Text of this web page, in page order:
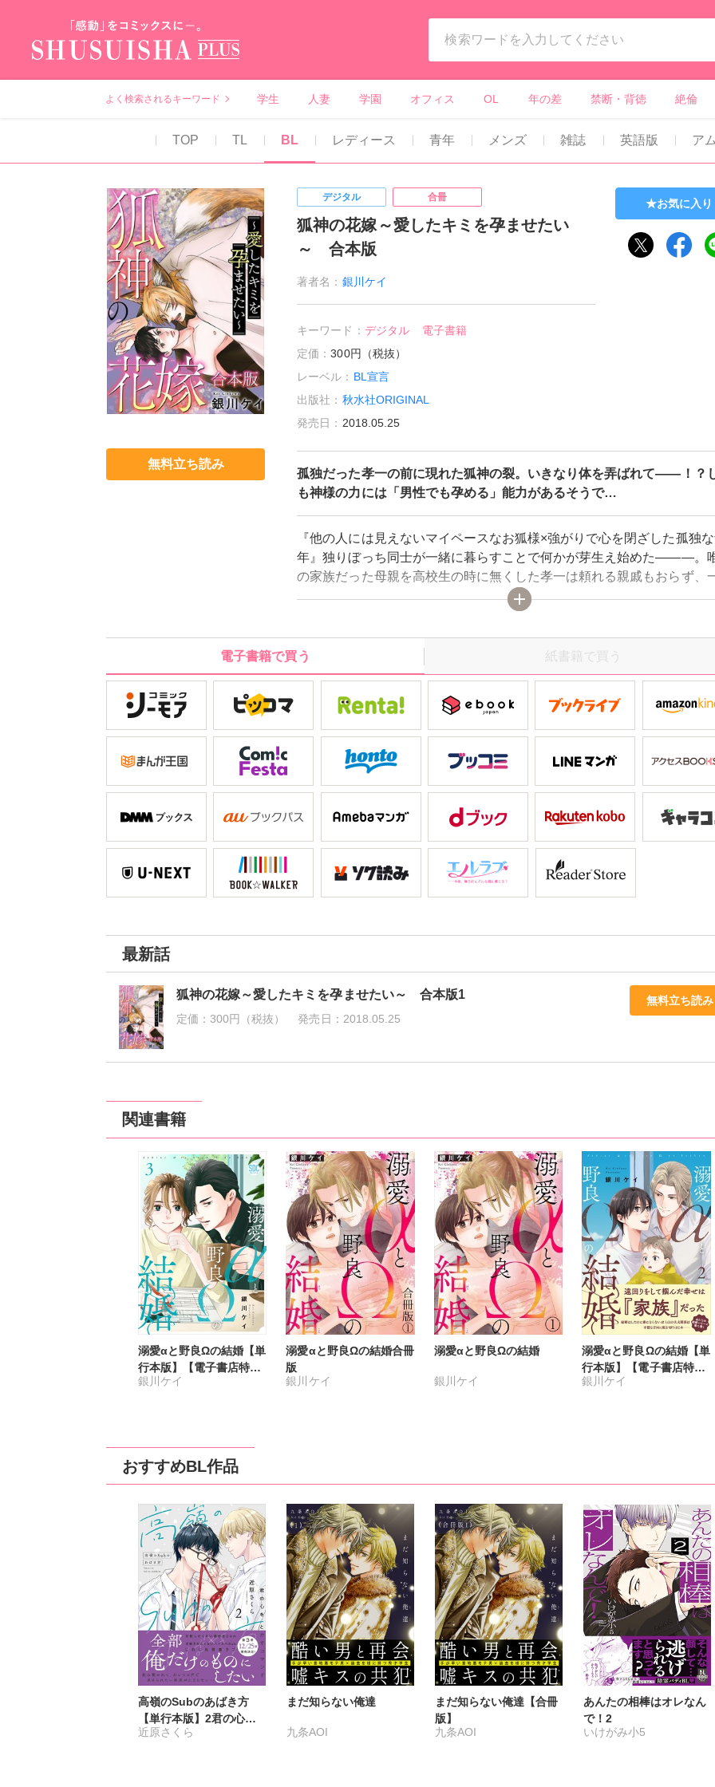
よく検索されるキーワード 学生 人妻 学園 オフィス OL 年の差 禁断・背徳 絶倫
TOP TL BL レディース 青年 メンズ 雑誌 英語版 ア
無料立ち読み
デジタル 合冊
狐神の花嫁～愛したキミを孕ませたい
～ 合本版
著者名： 銀川ケイ
キーワード： デジタル
電子書籍
定価：300円（税抜）
レーベル： BL宣言
出版社： 秋水社ORIGINAL
発売日： 2018.05.25
お気に入り
孤独だった孝一の前に現れた狐神の裂。いきなり体を弄ばれて――！？
も神様の力には「男性でも孕める」能力があるそうで…
『他の人には見えないマイペースなお狐様×強がりで心を閉ざした孤独
年』独りぼっち同士が一緒に暮らすことで何かが芽生え始めた―――。
の家族だった母親を高校生の時に無くした孝一は頼れる親戚もおらず、
で生きていかなくてはとガムシャラに働く日々。そんな孝一の前に突然
「耳」と「しっぽ」の生えた「狐の神様・裂」が現れて！？しかも出会
きる」力があるらしい！？裂がやって来たその日から、体を弄ばれたり
時中付きまとわれたりと騒がしい日々が始まった。最初は追い出そうと
電子書籍で買う 紙書籍で買う
最新話
狐神の花嫁～愛したキミを孕ませたい～ 合本版1
定価： 300円（税抜） 発売日： 2018.05.25
無料立ち読み
関連書籍
溺愛αと野良Ωの結婚【単
行本版】【電子書店特典
付き】3
銀川ケイ
溺愛αと野良Ωの結婚合冊
版
銀川ケイ
溺愛αと野良Ωの結婚
銀川ケイ
溺愛αと野良Ωの結婚【単
行本版】【電子書店特典
付き】2
銀川ケイ
おすすめBL作品
高嶺のSubのあばき方
【単行本版】2君の心を
とかすコマンド【電子限
近原さくら
まだ知らない俺達
九条AOI
まだ知らない俺達【合冊
版】
九条AOI
あんたの相棒はオレなん
で！2
いけがみ小5